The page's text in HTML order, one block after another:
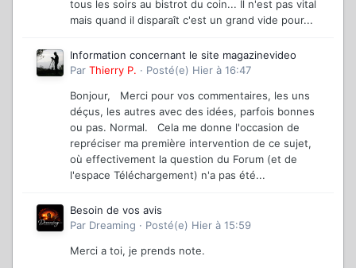
tous les soirs au bistrot du coin... Il n'est pas vital
mais quand il disparaît c'est un grand vide pour...
Information concernant le site magazinevideo
Par Thierry P. · Posté(e) Hier à 16:47
Bonjour, Merci pour vos commentaires, les uns
déçus, les autres avec des idées, parfois bonnes
ou pas. Normal. Cela me donne l'occasion de
repréciser ma première intervention de ce sujet,
où effectivement la question du Forum (et de
l'espace Téléchargement) n'a pas été...
Besoin de vos avis
Par Dreaming · Posté(e) Hier à 15:59
Merci a toi, je prends note.